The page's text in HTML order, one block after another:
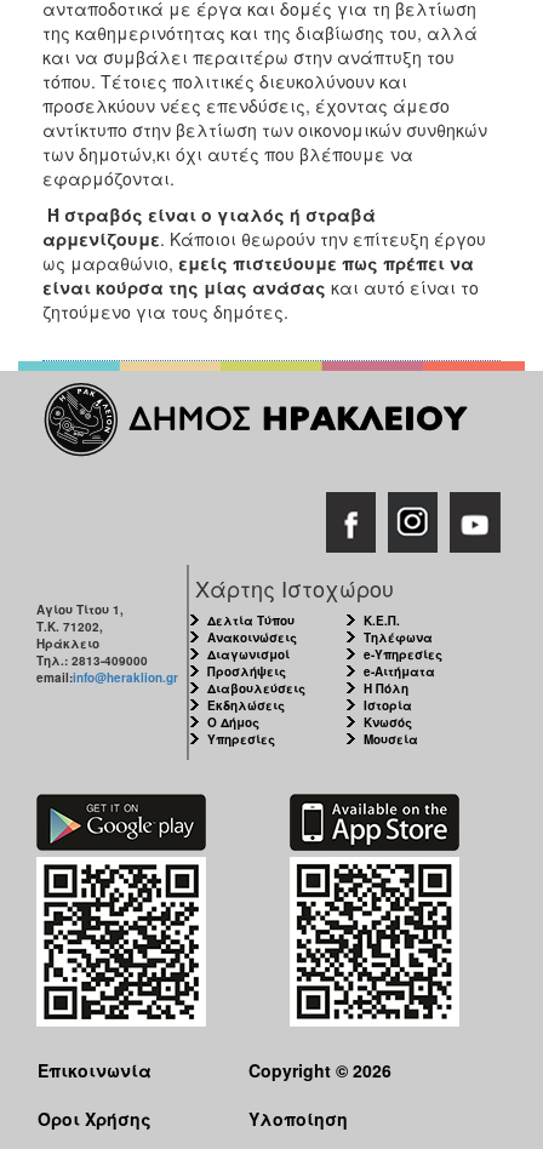
ανταποδοτικά με έργα και δομές για τη βελτίωση
της καθημερινότητας και της διαβίωσης του, αλλά
και να συμβάλει περαιτέρω στην ανάπτυξη του
τόπου. Τέτοιες πολιτικές διευκολύνουν και
προσελκύουν νέες επενδύσεις, έχοντας άμεσο
αντίκτυπο στην βελτίωση των οικονομικών συνθηκών
των δημοτών,κι όχι αυτές που βλέπουμε να
εφαρμόζονται.
Ή στραβός είναι ο γιαλός ή στραβά
αρμενίζουμε. Κάποιοι θεωρούν την επίτευξη έργου
ως μαραθώνιο, εμείς πιστεύουμε πως πρέπει να
είναι κούρσα της μίας ανάσας και αυτό είναι το
ζητούμενο για τους δημότες.
Αγίου Τίτου 1,
Τ.Κ. 71202,
Ηράκλειο
Τηλ.: 2813-409000
email:info@heraklion.gr
Χάρτης Ιστοχώρου
Δελτία Τύπου
Ανακοινώσεις
Διαγωνισμοί
Προσλήψεις
Διαβουλεύσεις
Εκδηλώσεις
Ο Δήμος
Υπηρεσίες
Κ.Ε.Π.
Τηλέφωνα
e-Υπηρεσίες
e-Αιτήματα
Η Πόλη
Ιστορία
Κνωσός
Μουσεία
Επικοινωνία
Όροι Χρήσης
Copyright © 2026
Υλοποίηση